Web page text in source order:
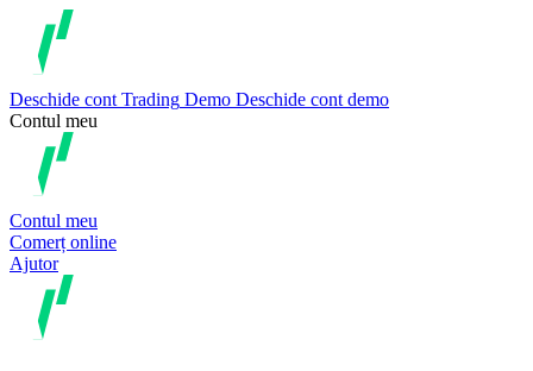
Deschide cont Trading Demo Deschide cont demo
Contul meu
Contul meu
Comerț online
Ajutor